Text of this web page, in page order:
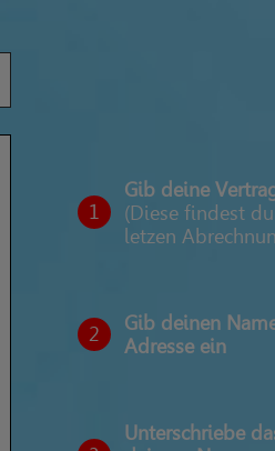
1
Gib deine
(Diese findest
letzen
2
Gib deinen
Adresse ein
Unterschriebe